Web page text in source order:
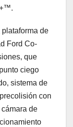
de
Ford Co-
que
ciego
sistema de
con
de